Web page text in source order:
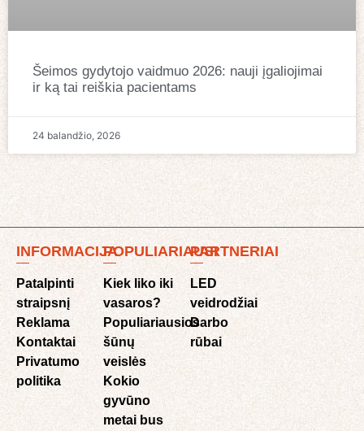
Šeimos gydytojo vaidmuo 2026: nauji įgaliojimai
ir ką tai reiškia pacientams
24 balandžio, 2026
INFORMACIJA
Patalpinti
straipsnį
Reklama
Kontaktai
Privatumo
politika
POPULIARIAUSI
Kiek liko iki
vasaros?
Populiariausios
šūnų
veislės
Kokio
gyvūno
metai bus
PARTNERIAI
LED
veidrodžiai
Darbo
rūbai